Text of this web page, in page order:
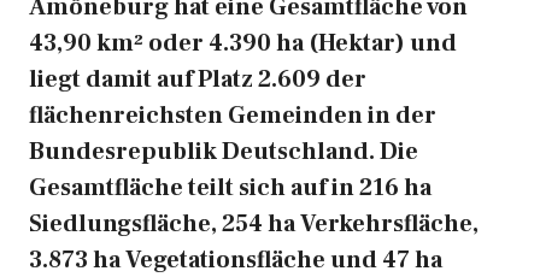
Amöneburg hat eine Gesamtfläche von
43,90 km² oder 4.390 ha (Hektar) und
liegt damit auf Platz 2.609 der
flächenreichsten Gemeinden in der
Bundesrepublik Deutschland. Die
Gesamtfläche teilt sich auf in 216 ha
Siedlungsfläche, 254 ha Verkehrsfläche,
3.873 ha Vegetationsfläche und 47 ha